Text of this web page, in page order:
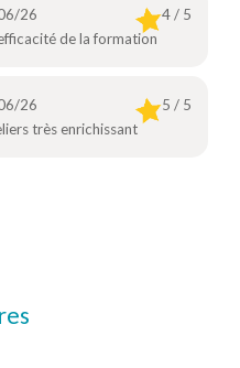
26
4 / 5
de la formation
26
5 / 5
très enrichissant